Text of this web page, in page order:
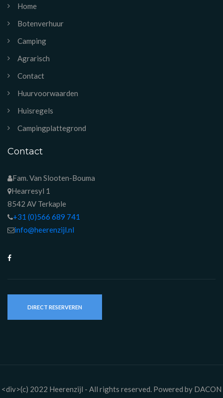
Home
Botenverhuur
Camping
Agrarisch
Contact
Huurvoorwaarden
Huisregels
Campingplattegrond
Contact
Fam. Van Slooten-Bouma
Hearresyl 1
8542 AV Terkaple
+31 (0)566 689 741
info@heerenzijl.nl
DIRECT RESERVEREN
<div>(c) 2022 Heerenzijl - All rights reserved. Powered by DACON